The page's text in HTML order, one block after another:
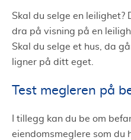
Skal du selge en
dra på visning på en
Skal du selge et hus, da
ligner på ditt eget.
Test megleren på
I tillegg kan du be om
eiendomsmeglere som du